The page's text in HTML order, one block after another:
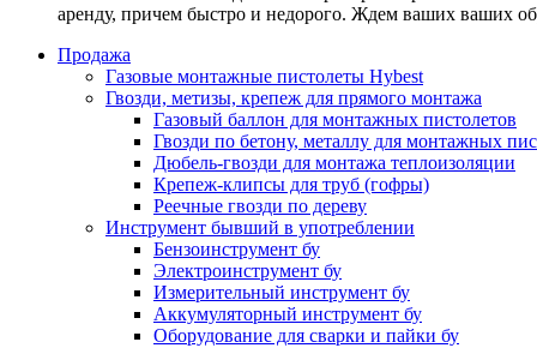
аренду, причем быстро и недорого. Ждем ваших ваших
Продажа
Газовые монтажные пистолеты Hybest
Гвозди, метизы, крепеж для прямого монтажа
Газовый баллон для монтажных пистолетов
Гвозди по бетону, металлу для монтажных
Дюбель-гвозди для монтажа теплоизоляции
Крепеж-клипсы для труб (гофры)
Реечные гвозди по дереву
Инструмент бывший в употреблении
Бензоинструмент бу
Электроинструмент бу
Измерительный инструмент бу
Аккумуляторный инструмент бу
Оборудование для сварки и пайки бу